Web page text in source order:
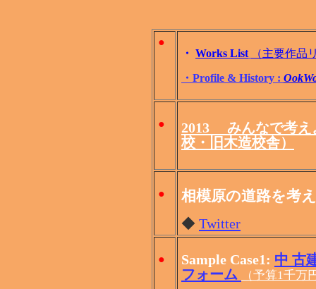
●
・ Works List （主要作品
・Profile & History :
●
2013 みんなで考え
校・旧木造校舎）
● 相模原の道路を考
◆ Twitter
● Sample Case1: 中 古
フォーム
（予算1千万